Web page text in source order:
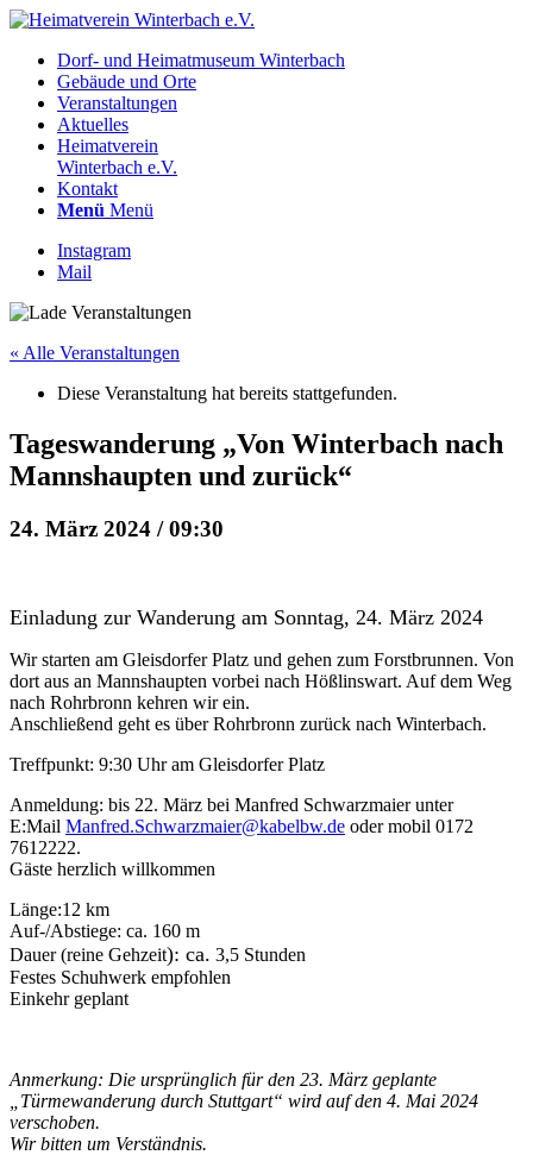
Dorf- und Heimatmuseum Winterbach
Gebäude und Orte
Veranstaltungen
Aktuelles
Heimatverein
Winterbach e.V.
Kontakt
Menü Menü
Instagram
Mail
« Alle Veranstaltungen
Diese Veranstaltung hat bereits stattgefunden.
Tageswanderung „Von Winterbach nach
Mannshaupten und zurück“
24. März 2024 / 09:30
Einladung zur Wanderung am Sonntag, 24. März 2024
Wir starten am Gleisdorfer Platz und gehen zum Forstbrunnen. Von
dort aus an Mannshaupten vorbei nach Hößlinswart. Auf dem Weg
nach Rohrbronn kehren wir ein.
Anschließend geht es über Rohrbronn zurück nach Winterbach.
Treffpunkt: 9:30 Uhr am Gleisdorfer Platz
Anmeldung: bis 22. März bei Manfred Schwarzmaier unter
E:Mail Manfred.Schwarzmaier@kabelbw.de oder mobil 0172
7612222.
Gäste herzlich willkommen
Länge:12 km
Auf-/Abstiege: ca. 160 m
Dauer (reine Gehzeit): ca. 3,5 Stunden
Festes Schuhwerk empfohlen
Einkehr geplant
Anmerkung: Die ursprünglich für den 23. März geplante
„Türmewanderung durch Stuttgart“ wird auf den 4. Mai 2024
verschoben.
Wir bitten um Verständnis.